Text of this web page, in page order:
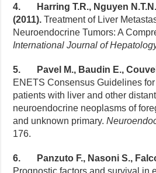
4. Harring T.R., Nguyen
(2011).Treatment of Liver
Neuroendocrine Tumors: A
International Journal of
5. Pavel M., Baudin E.,
ENETS Consensus Guidelines
patients with liver and other
neuroendocrine neoplasms of
and unknown primary.
176.
6. Panzuto F., Nasoni S.,